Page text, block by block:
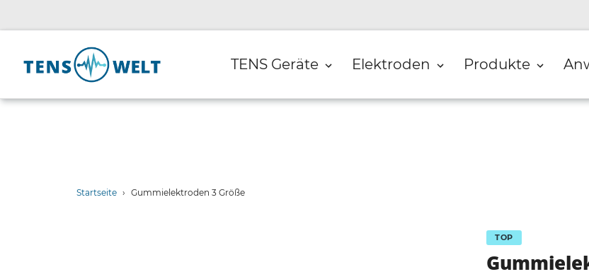
zum
TENS Geräte Elektroden Produkte
Startseite › Gummielektroden 3 Größe
TOP